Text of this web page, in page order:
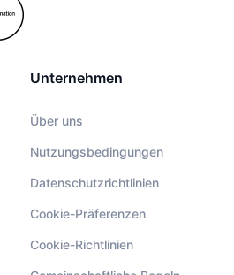
Unternehmen
Über uns
Nutzungsbedingungen
Datenschutzrichtlinien
Cookie-Präferenzen
Cookie-Richtlinien